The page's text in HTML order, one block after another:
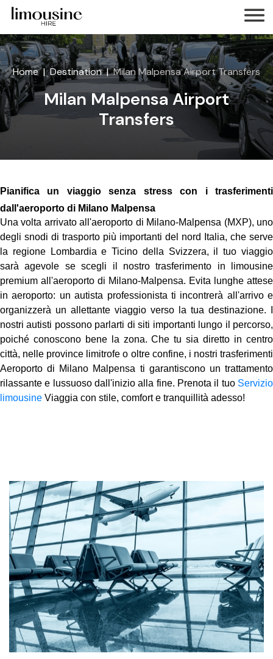
Home Destination Milan Malpensa Airport Transfers
Milan Malpensa Airport
Transfers
Pianifica un viaggio senza stress con i trasferimenti
dall'aeroporto di Milano Malpensa
Una volta arrivato all'aeroporto di Milano-Malpensa (MXP), uno
degli snodi di trasporto più importanti del nord Italia, che serve
la regione Lombardia e Ticino della Svizzera, il tuo viaggio
sarà agevole se scegli il nostro trasferimento in limousine
premium all'aeroporto di Milano-Malpensa. Evita lunghe attese
in aeroporto: un autista professionista ti incontrerà all'arrivo e
organizzerà un allettante viaggio verso la tua destinazione. I
nostri autisti possono parlarti di siti importanti lungo il percorso,
poiché conoscono bene la zona. Che tu sia diretto in centro
città, nelle province limitrofe o oltre confine, i nostri trasferimenti
Aeroporto di Milano Malpensa ti garantiscono un trattamento
rilassante e lussuoso dall'inizio alla fine. Prenota il tuo Servizio
limousine Viaggia con stile, comfort e tranquillità adesso!